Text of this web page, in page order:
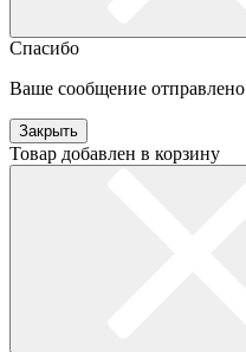
Спасибо
Ваше сообщение отправлено
Закрыть
Товар добавлен в корзину